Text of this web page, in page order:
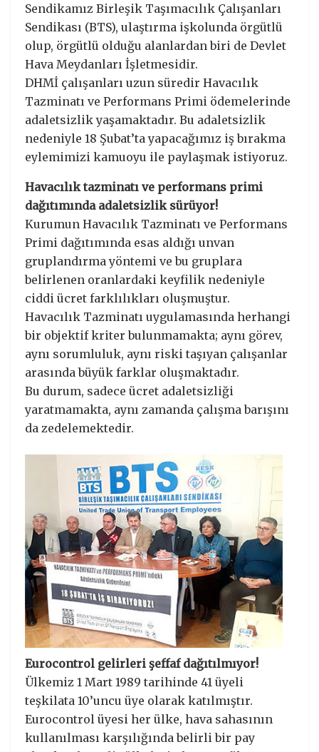
Sendikamız Birleşik Taşımacılık Çalışanları
Sendikası (BTS), ulaştırma işkolunda örgütlü
olup, örgütlü olduğu alanlardan biri de Devlet
Hava Meydanları İşletmesidir.
DHMİ çalışanları uzun süredir Havacılık
Tazminatı ve Performans Primi ödemelerinde
adaletsizlik yaşamaktadır. Bu adaletsizlik
nedeniyle 18 Şubat’ta yapacağımız iş bırakma
eylemimizi kamuoyu ile paylaşmak istiyoruz.
Havacılık tazminatı ve performans primi
dağıtımında adaletsizlik sürüyor!
Kurumun Havacılık Tazminatı ve Performans
Primi dağıtımında esas aldığı unvan
gruplandırma yöntemi ve bu gruplara
belirlenen oranlardaki keyfilik nedeniyle
ciddi ücret farklılıkları oluşmuştur.
Havacılık Tazminatı uygulamasında herhangi
bir objektif kriter bulunmamakta; aynı görev,
aynı sorumluluk, aynı riski taşıyan çalışanlar
arasında büyük farklar oluşmaktadır.
Bu durum, sadece ücret adaletsizliği
yaratmamakta, aynı zamanda çalışma barışını
da zedelemektedir.
Eurocontrol gelirleri şeffaf dağıtılmıyor!
Ülkemiz 1 Mart 1989 tarihinde 41 üyeli
teşkilata 10’uncu üye olarak katılmıştır.
Eurocontrol üyesi her ülke, hava sahasının
kullanılması karşılığında belirli bir pay